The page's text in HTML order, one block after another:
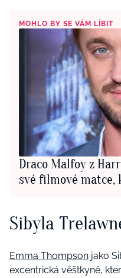
MOHLO BY SE VÁM LÍBIT
Draco Malfoy z
své filmové matce,
Sibyla
Emma Thompson jako
excentrická věštkyně,